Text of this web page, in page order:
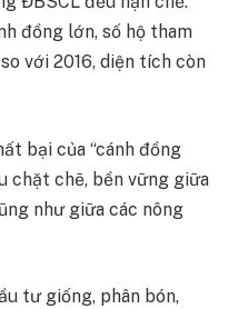
đồng lớn, số hộ tham
với 2016, diện tích còn
bại của “cánh đồng
chặt chẽ, bền vững giữa
như giữa các nông
tư giống, phân bón,